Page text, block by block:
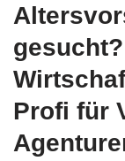
Profi für